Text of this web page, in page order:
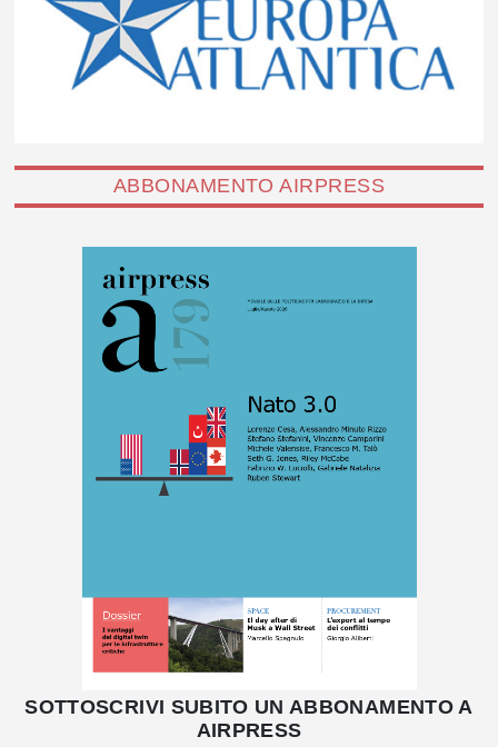
ABBONAMENTO AIRPRESS
SOTTOSCRIVI SUBITO UN ABBONAMENTO A
AIRPRESS